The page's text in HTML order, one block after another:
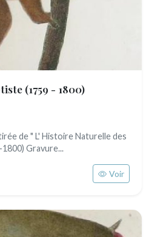
(1759 - 1800)
de " L' Histoire Naturelle des
Gravure...
Voir